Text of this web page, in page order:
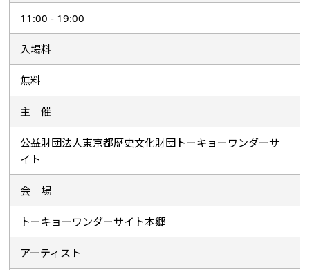
11:00 - 19:00
入場料
無料
主 催
公益財団法人東京都歴史文化財団トーキョーワンダーサ
イト
会 場
トーキョーワンダーサイト本郷
アーティスト